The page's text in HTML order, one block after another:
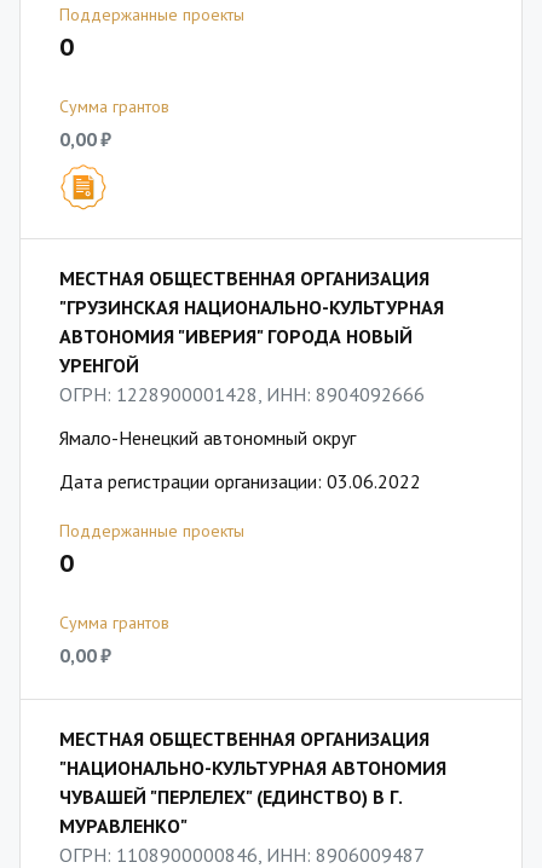
Поддержанные проекты
0
Сумма грантов
0,00 ₽
МЕСТНАЯ ОБЩЕСТВЕННАЯ ОРГАНИЗАЦИЯ
"ГРУЗИНСКАЯ НАЦИОНАЛЬНО-КУЛЬТУРНАЯ
АВТОНОМИЯ "ИВЕРИЯ" ГОРОДА НОВЫЙ
УРЕНГОЙ
ОГРН: 1228900001428, ИНН: 8904092666
Ямало-Ненецкий автономный округ
Дата регистрации организации: 03.06.2022
Поддержанные проекты
0
Сумма грантов
0,00 ₽
МЕСТНАЯ ОБЩЕСТВЕННАЯ ОРГАНИЗАЦИЯ
"НАЦИОНАЛЬНО-КУЛЬТУРНАЯ АВТОНОМИЯ
ЧУВАШЕЙ "ПЕРЛЕЛЕХ" (ЕДИНСТВО) В Г.
МУРАВЛЕНКО"
ОГРН: 1108900000846, ИНН: 8906009487